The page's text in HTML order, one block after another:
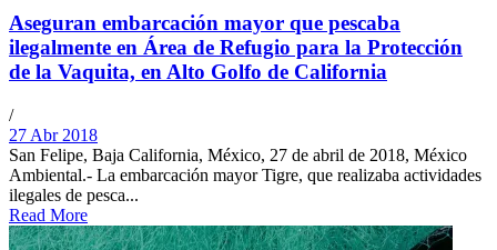
Aseguran embarcación mayor que pescaba
ilegalmente en Área de Refugio para la Protección
de la Vaquita, en Alto Golfo de California
/
27 Abr 2018
San Felipe, Baja California, México, 27 de abril de 2018, México
Ambiental.- La embarcación mayor Tigre, que realizaba actividades
ilegales de pesca...
Read More